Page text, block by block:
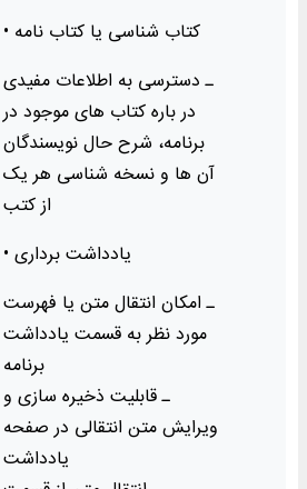
• کتاب‌ شناسی یا کتاب‌ نامه
ـ دسترسی به اطلاعات مفیدی
در باره کتاب های موجود در
برنامه، شرح حال نویسندگان
آن ها و نسخه شناسی هر یک
از کتب
• یادداشت برداری
ـ امکان انتقال متن یا فهرست
مورد نظر به قسمت یادداشت
برنامه
ـ قابلیت ذخیره‌‌ سازی و
ویرایش متن انتقالی در صفحه
یادداشت